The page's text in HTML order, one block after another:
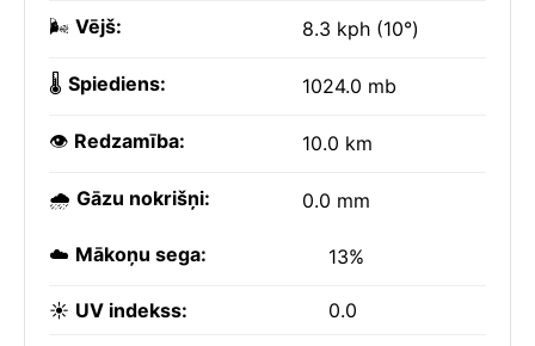
🌬️ Vējš: 8.3 kph (10°)
🌡️ Spiediens: 1024.0 mb
👁️ Redzamība: 10.0 km
🌧️ Gāzu nokrišņi: 0.0 mm
☁️ Mākoņu sega: 13%
☀️ UV indekss: 0.0